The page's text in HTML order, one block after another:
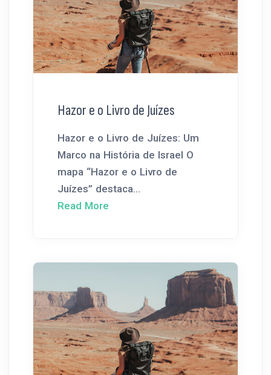
Hazor e o Livro de Juízes
Hazor e o Livro de Juízes: Um
Marco na História de Israel O
mapa “Hazor e o Livro de
Juízes” destaca...
Read More